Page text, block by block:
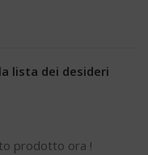
lista dei desideri
prodotto ora !